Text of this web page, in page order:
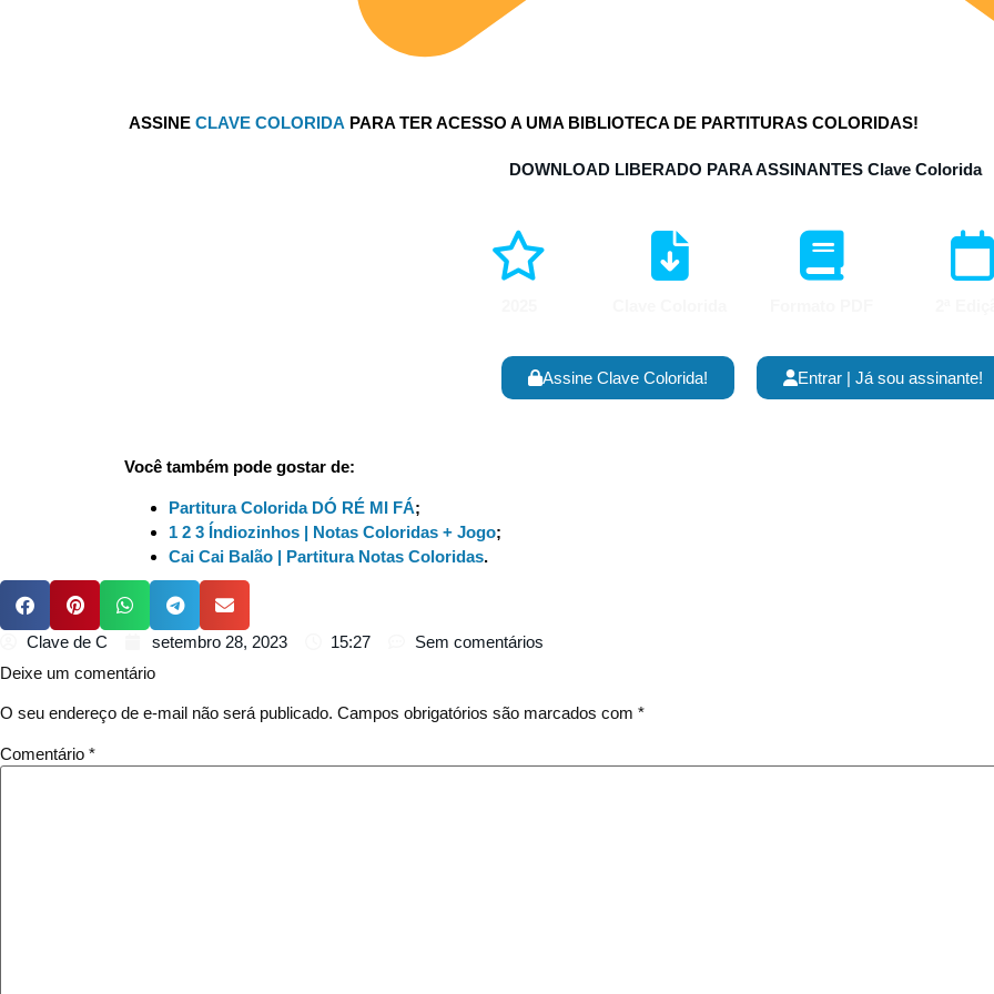
ASSINE CLAVE COLORIDA PARA TER ACESSO A UMA BIBLIOTECA DE PARTITURAS COLORIDAS!
DOWNLOAD LIBERADO PARA ASSINANTES Clave Colorida
Assine Clave Colorida! Entrar | Já sou assinante!
Você também pode gostar de:
Partitura Colorida DÓ RÉ MI FÁ;
1 2 3 Índiozinhos | Notas Coloridas + Jogo;
Cai Cai Balão | Partitura Notas Coloridas.
Clave de C setembro 28, 2023 15:27
Sem comentários
Deixe um comentário
O seu endereço de e-mail não será publicado. Campos obrigatórios são marcados com *
Comentário *